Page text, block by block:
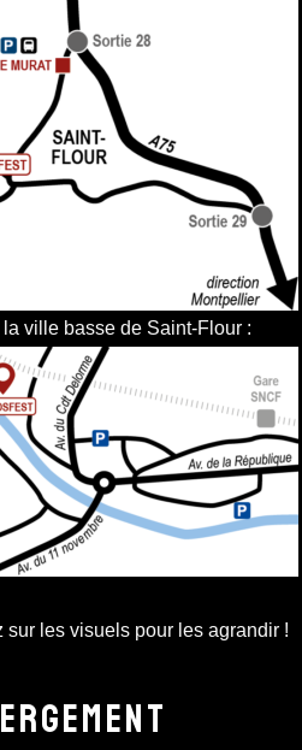
ville basse de Saint-Flour :
sur les visuels pour les agrandir !